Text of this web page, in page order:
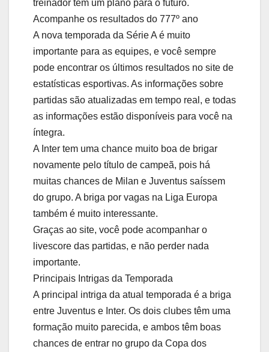
treinador tem um plano para o futuro.
Acompanhe os resultados do 777º ano
A nova temporada da Série A é muito
importante para as equipes, e você sempre
pode encontrar os últimos resultados no site de
estatísticas esportivas. As informações sobre
partidas são atualizadas em tempo real, e todas
as informações estão disponíveis para você na
íntegra.
A Inter tem uma chance muito boa de brigar
novamente pelo título de campeã, pois há
muitas chances de Milan e Juventus saíssem
do grupo. A briga por vagas na Liga Europa
também é muito interessante.
Graças ao site, você pode acompanhar o
livescore das partidas, e não perder nada
importante.
Principais Intrigas da Temporada
A principal intriga da atual temporada é a briga
entre Juventus e Inter. Os dois clubes têm uma
formação muito parecida, e ambos têm boas
chances de entrar no grupo da Copa dos